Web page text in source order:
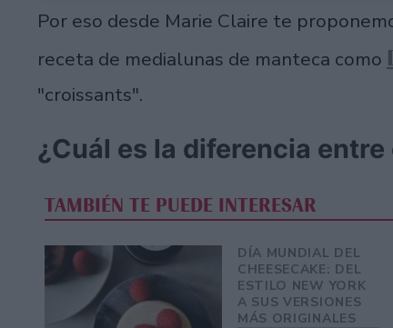
Por eso desde Marie Claire te
receta de medialunas de manteca como
"croissants".
¿Cuál es la diferencia
TAMBIÉN TE PUEDE INTERESAR
DÍA MUNDIAL DEL
CHEESECAKE: DEL
ESTILO NEW YORK
A SUS VERSIONES
MÁS ORIGINALES